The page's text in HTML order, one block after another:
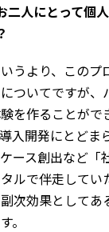
二人にとって個
うより、このプ
ついてですが
を作ることがで
入開発にとどま
ース創出など「
ルで伴走してい
次効果としてあ
。